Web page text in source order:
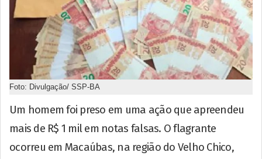
Foto: Divulgação/ SSP-BA
Um homem foi preso em uma ação que apreendeu
mais de R$ 1 mil em notas falsas. O flagrante
ocorreu em Macaúbas, na região do Velho Chico,